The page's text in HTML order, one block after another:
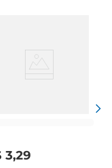
produtos que
ideal para
3,29